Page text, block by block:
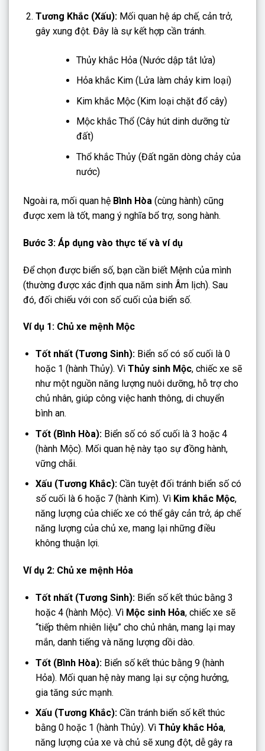
Tương Khắc (Xấu):Mối quan hệ áp chế, cản trở,
gây xung đột. Đây là sự kết hợp cần tránh.
Thủy khắc Hỏa (Nước dập tắt lửa)
Hỏa khắc Kim (Lửa làm chảy kim loại)
Kim khắc Mộc (Kim loại chặt đổ cây)
Mộc khắc Thổ (Cây hút dinh dưỡng từ
đất)
Thổ khắc Thủy (Đất ngăn dòng chảy của
nước)
Ngoài ra, mối quan hệ Bình Hòa (cùng hành) cũng
được xem là tốt, mang ý nghĩa bổ trợ, song hành.
Bước 3: Áp dụng vào thực tế và ví dụ
Để chọn được biển số, bạn cần biết Mệnh của mình
(thường được xác định qua năm sinh Âm lịch). Sau
đó, đối chiếu với con số cuối của biển số.
Ví dụ 1: Chủ xe mệnh Mộc
Tốt nhất (Tương Sinh):Biển số có số cuối là 0
hoặc 1 (hành Thủy). Vì Thủy sinh Mộc, chiếc xe sẽ
như một nguồn năng lượng nuôi dưỡng, hỗ trợ cho
chủ nhân, giúp công việc hanh thông, di chuyển
bình an.
Tốt (Bình Hòa):Biển số có số cuối là 3 hoặc 4
(hành Mộc). Mối quan hệ này tạo sự đồng hành,
vững chãi.
Xấu (Tương Khắc):Cần tuyệt đối tránh biển số có
số cuối là 6 hoặc 7 (hành Kim). Vì Kim khắc Mộc,
năng lượng của chiếc xe có thể gây cản trở, áp chế
năng lượng của chủ xe, mang lại những điều
không thuận lợi.
Ví dụ 2: Chủ xe mệnh Hỏa
Tốt nhất (Tương Sinh):Biển số kết thúc bằng 3
hoặc 4 (hành Mộc). Vì Mộc sinh Hỏa, chiếc xe sẽ
“tiếp thêm nhiên liệu” cho chủ nhân, mang lại may
mắn, danh tiếng và năng lượng dồi dào.
Tốt (Bình Hòa):Biển số kết thúc bằng 9 (hành
Hỏa). Mối quan hệ này mang lại sự cộng hưởng,
gia tăng sức mạnh.
Xấu (Tương Khắc):Cần tránh biển số kết thúc
bằng 0 hoặc 1 (hành Thủy). Vì Thủy khắc Hỏa,
năng lượng của xe và chủ sẽ xung đột, dễ gây ra